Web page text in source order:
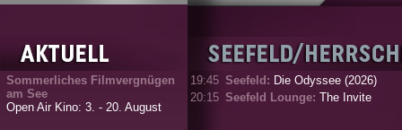
Sommerliches Filmvergnügen
am See
Open Air Kino: 3. - 20. August
19:45 Seefeld: Die Odyssee (2026)
20:15 Seefeld Lounge: The Invite